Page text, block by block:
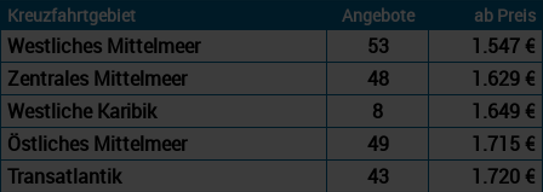
Kreuzfahrtgebiet Angebote ab Preis
Westliches Mittelmeer 53
1.547 €
Zentrales Mittelmeer
48
1.629 €
Westliche Karibik
8
1.649 €
Östliches Mittelmeer
49
1.715 €
Transatlantik
43
1.720 €